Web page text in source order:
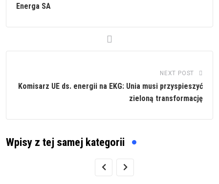
Energa SA
NEXT POST
Komisarz UE ds. energii na EKG: Unia musi przyspieszyć
zieloną transformację
Wpisy z tej samej kategorii